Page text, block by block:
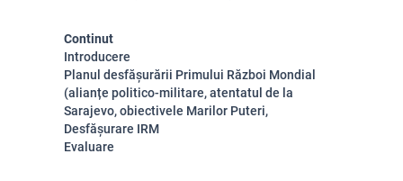
Continut
Introducere
Planul desfășurării Primului Război Mondial
(alianțe politico-militare, atentatul de la
Sarajevo, obiectivele Marilor Puteri,
Desfășurare IRM
Evaluare